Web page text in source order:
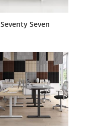
Seventy Seven